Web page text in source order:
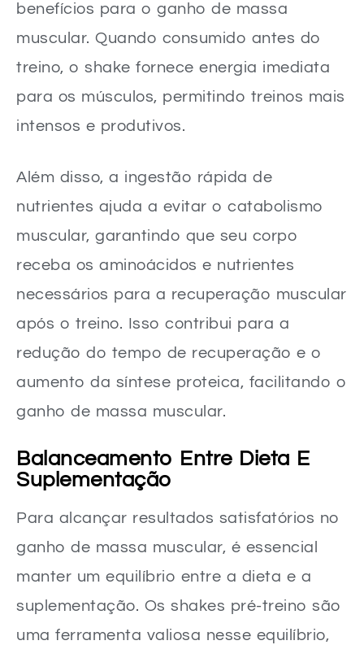
benefícios para o ganho de massa
muscular. Quando consumido antes do
treino, o shake fornece energia imediata
para os músculos, permitindo treinos mais
intensos e produtivos.
Além disso, a ingestão rápida de
nutrientes ajuda a evitar o catabolismo
muscular, garantindo que seu corpo
receba os aminoácidos e nutrientes
necessários para a recuperação muscular
após o treino. Isso contribui para a
redução do tempo de recuperação e o
aumento da síntese proteica, facilitando o
ganho de massa muscular.
Balanceamento Entre Dieta E
Suplementação
Para alcançar resultados satisfatórios no
ganho de massa muscular, é essencial
manter um equilíbrio entre a dieta e a
suplementação. Os shakes pré-treino são
uma ferramenta valiosa nesse equilíbrio,